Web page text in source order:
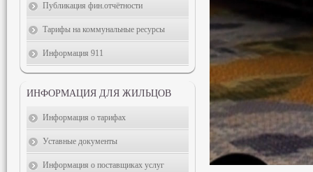
Публикация фин.отчётности
Тарифы на коммунальные ресурсы
Информация 911
ИНФОРМАЦИЯ ДЛЯ ЖИЛЬЦОВ
Информация о тарифах
Уставные документы
Информация о поставщиках услуг